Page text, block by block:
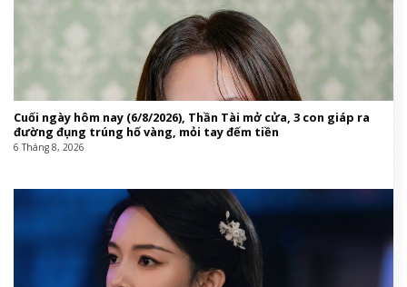
Cuối ngày hôm nay (6/8/2026), Thần Tài mở cửa, 3 con giáp ra
đường đụng trúng hố vàng, mỏi tay đếm tiền
6 Tháng 8, 2026